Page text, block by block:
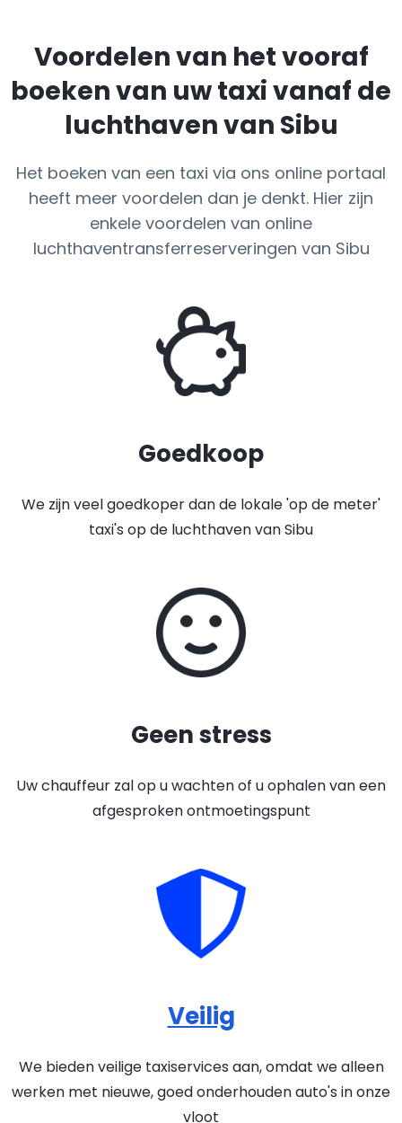
Voordelen van het vooraf
boeken van uw taxi vanaf de
luchthaven van Sibu
Het boeken van een taxi via ons online portaal
heeft meer voordelen dan je denkt. Hier zijn
enkele voordelen van online
luchthaventransferreserveringen van Sibu
Goedkoop
We zijn veel goedkoper dan de lokale 'op de meter'
taxi's op de luchthaven van Sibu
Geen stress
Uw chauffeur zal op u wachten of u ophalen van een
afgesproken ontmoetingspunt
Veilig
We bieden veilige taxiservices aan, omdat we alleen
werken met nieuwe, goed onderhouden auto's in onze
vloot